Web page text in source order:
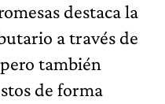
destaca la
a través de
también
de forma